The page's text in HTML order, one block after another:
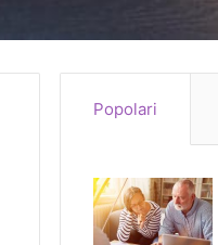
Popolari